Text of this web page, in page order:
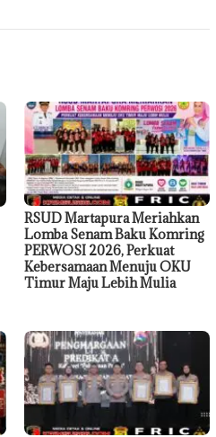
RSUD Martapura Meriahkan
Lomba Senam Baku Komring
PERWOSI 2026, Perkuat
Kebersamaan Menuju OKU
Timur Maju Lebih Mulia